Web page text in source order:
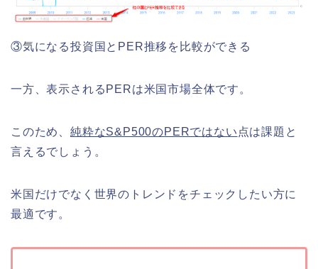
③気になる投資国とPER推移を比較ができる
一方、表示されるPERは米国市場全体です。
このため、 純粋なS&P500のPERではない 点は課題と
言えるでしょう。
米国だけでなく世界のトレンドをチェックしたい方に
最適です。